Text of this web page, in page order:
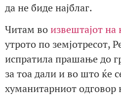
да не биде најблаг.
Читам воизвештајот на
утрото по земјотресот,
испратила прашање до
за тоа дали и во што ќе
хуманитарниот одговор